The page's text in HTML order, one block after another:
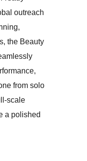
outreach
the Beauty
from solo
scale
a polished